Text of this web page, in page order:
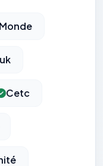
Cetc